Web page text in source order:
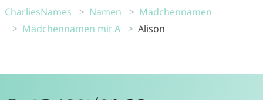
CharliesNames Namen
Mädchennamen
Mädchennamen mit A
Alison